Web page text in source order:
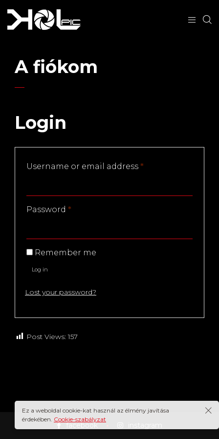
A fiókom
Login
Username or email address *
Password *
Remember me
Log in
Lost your password?
Post Views: 157
facebook
Ez a weboldal cookie-kat használ az élmény javítása
érdekében. Cookie-szabályzat